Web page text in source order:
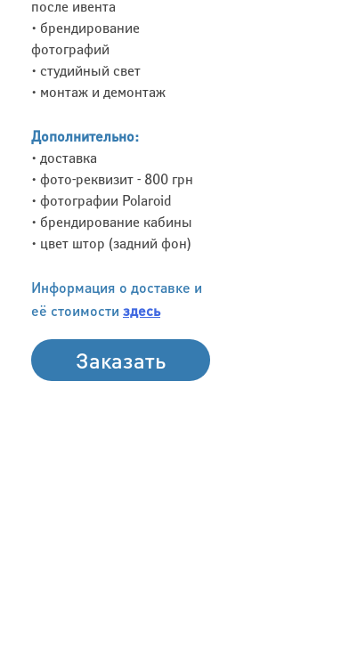
после ивента
• брендирование
фотографий
• студийный свет
• монтаж и демонтаж
Дополнительно:
• доставка
• фото-реквизит - 800 грн
• фотографии Polaroid
• брендирование кабины
• цвет штор (задний фон)
Информация о доставке и
её стоимости здесь
Заказать